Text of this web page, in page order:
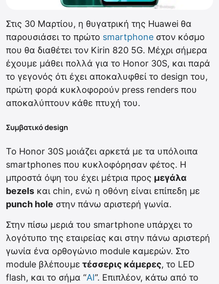
Στις 30 Μαρτίου, η θυγατρική της Huawei θα
παρουσιάσει το πρώτο smartphone στον κόσμο
που θα διαθέτει τον Kirin 820 5G. Μέχρι σήμερα
έχουμε μάθει πολλά για το Honor 30S, και παρά
το γεγονός ότι έχει αποκαλυφθεί το design του,
πρώτη φορά κυκλοφορούν press renders που
αποκαλύπτουν κάθε πτυχή του.
Συμβατικό design
Το Honor 30S μοιάζει αρκετά με τα υπόλοιπα
smartphones που κυκλοφόρησαν φέτος. Η
μπροστά όψη του έχει μέτρια προς μεγάλα
bezels και chin, ενώ η οθόνη είναι επίπεδη με
punch hole στην πάνω αριστερή γωνία.
Στην πίσω μεριά του smartphone υπάρχει το
λογότυπο της εταιρείας και στην πάνω αριστερή
γωνία ένα ορθογώνιο module καμερών. Στο
module βλέπουμε τέσσερις κάμερες, το LED
flash, και το σήμα “AI”. Επιπλέον, κάτω από το